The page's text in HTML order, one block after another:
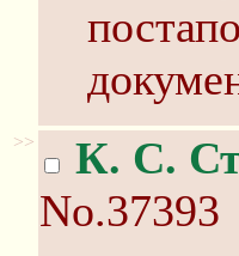
>> К. С.
No.37393